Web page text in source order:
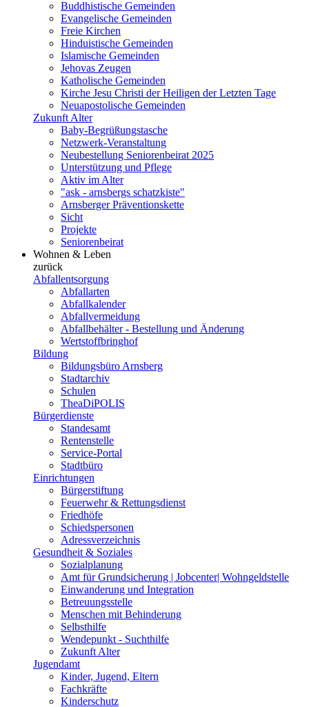
Buddhistische Gemeinden
Evangelische Gemeinden
Freie Kirchen
Hinduistische Gemeinden
Islamische Gemeinden
Jehovas Zeugen
Katholische Gemeinden
Kirche Jesu Christi der Heiligen der Letzten Tage
Neuapostolische Gemeinden
Zukunft Alter
Baby-Begrüßungstasche
Netzwerk-Veranstaltung
Neubestellung Seniorenbeirat 2025
Unterstützung und Pflege
Aktiv im Alter
"ask - arnsbergs schatzkiste"
Arnsberger Präventionskette
Sicht
Projekte
Seniorenbeirat
Wohnen & Leben
zurück
Abfallentsorgung
Abfallarten
Abfallkalender
Abfallvermeidung
Abfallbehälter - Bestellung und Änderung
Wertstoffbringhof
Bildung
Bildungsbüro Arnsberg
Stadtarchiv
Schulen
TheaDiPOLIS
Bürgerdienste
Standesamt
Rentenstelle
Service-Portal
Stadtbüro
Einrichtungen
Bürgerstiftung
Feuerwehr & Rettungsdienst
Friedhöfe
Schiedspersonen
Adressverzeichnis
Gesundheit & Soziales
Sozialplanung
Amt für Grundsicherung | Jobcenter| Wohngeldstelle
Einwanderung und Integration
Betreuungsstelle
Menschen mit Behinderung
Selbsthilfe
Wendepunkt - Suchthilfe
Zukunft Alter
Jugendamt
Kinder, Jugend, Eltern
Fachkräfte
Kinderschutz